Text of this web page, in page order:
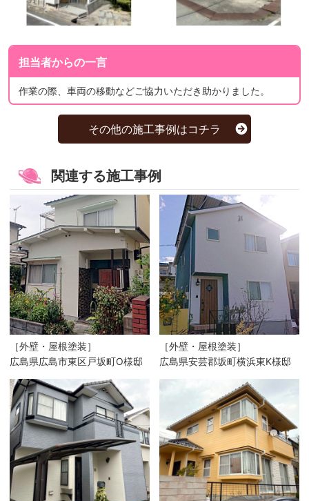
担当者からの一言
作業の際、車両の移動などご協力いただき助かりました。
その他の施工事例はコチラ
関連する施工事例
［外壁・屋根塗装］
広島県広島市東区戸坂町O様邸
［外壁・屋根塗装］
広島県安芸郡坂町横浜東K様邸